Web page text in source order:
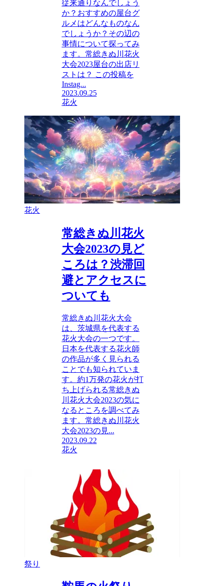
従来通りなんでしょう
か？おすすめの屋台グ
ルメはどんなものなん
でしょうか？その辺の
事情について探ってみ
ます。常総きぬ川花火
大会2023屋台の出店リ
ストは？ この投稿を
Instag...
2023.09.25
花火
花火
常総きぬ川花火
大会2023の見ど
ころは？渋滞回
避とアクセスに
ついても
常総きぬ川花火大会
は、茨城県を代表する
花火大会の一つです。
日本を代表する花火師
の作品が多く見られる
ことでも知られていま
す。約1万発の花火が打
ち上げられる常総きぬ
川花火大会2023の気に
なるところを調べてみ
ます。常総きぬ川花火
大会2023の見...
2023.09.22
花火
祭り